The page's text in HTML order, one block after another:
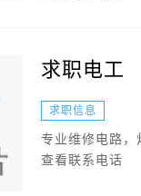
求职电工
求职信息
专业维修电路，
查看联系电话